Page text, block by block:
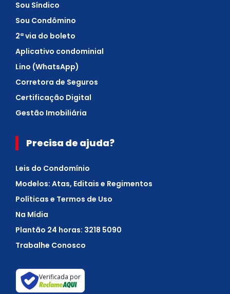
Sou Síndico
Sou Condômino
2ª via do boleto
Aplicativo condominial
Lino (WhatsApp)
Corretora de Seguros
Certificação Digital
Gestão Imobiliária
Precisa de ajuda?
Leis do Condomínio
Modelos: Atas, Editais e Regimentos
Políticas e Termos de Uso
Na Mídia
Plantão 24 horas: 3218 5090
Trabalhe Conosco
Verificada por